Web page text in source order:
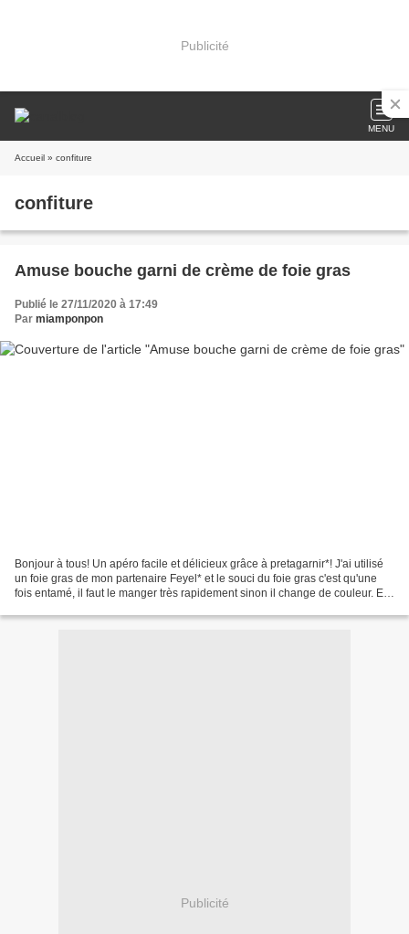
Publicité
MENU
Accueil » confiture
confiture
Amuse bouche garni de crème de foie gras
Publié le 27/11/2020 à 17:49
Par miamponpon
Bonjour à tous! Un apéro facile et délicieux grâce à pretagarnir*! J'ai utilisé
un foie gras de mon partenaire Feyel* et le souci du foie gras c'est qu'une
fois entamé, il faut le manger très rapidement sinon il change de couleur. Et
Publicité